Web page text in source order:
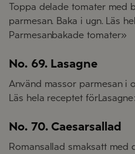
Toppa delade tomater med
parmesan. Baka i ugn. Läs
Parmesanbakade tomater»
No. 69. Lasagne
Använd massor parmesan i
Läs hela receptet
No. 70. Caesarsallad
Romansallad smaksatt med